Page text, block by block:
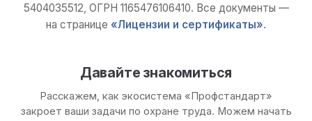
5404035512, ОГРН 1165476106410. Все документы —
на странице «Лицензии и сертификаты».
Давайте знакомиться
Расскажем, как экосистема «Профстандарт»
закроет ваши задачи по охране труда. Можем начать